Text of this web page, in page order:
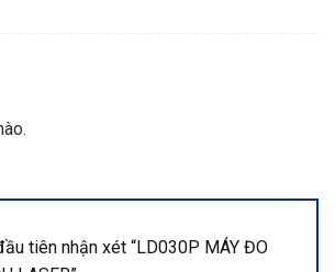
tiên nhận xét “LD030P MÁY ĐO